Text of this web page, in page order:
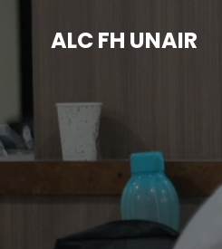
ALC FH UNAIR